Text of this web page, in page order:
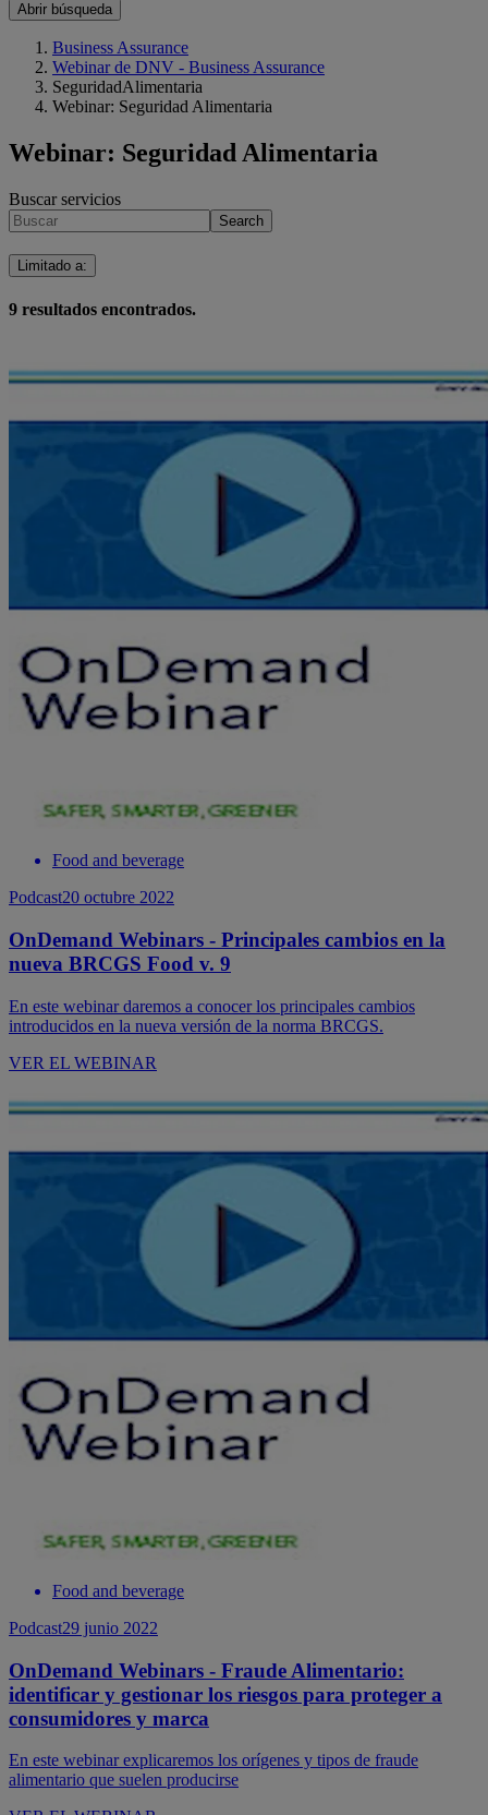
Abrir búsqueda
Business Assurance
Webinar de DNV - Business Assurance
SeguridadAlimentaria
Webinar: Seguridad Alimentaria
Webinar: Seguridad Alimentaria
Buscar servicios
Search
Limitado a:
9 resultados encontrados.
Food and beverage
Podcast20 octubre 2022
OnDemand Webinars - Principales cambios en la
nueva BRCGS Food v. 9
En este webinar daremos a conocer los principales cambios
introducidos en la nueva versión de la norma BRCGS.
VER EL WEBINAR
Food and beverage
Podcast29 junio 2022
OnDemand Webinars - Fraude Alimentario:
identificar y gestionar los riesgos para proteger a
consumidores y marca
En este webinar explicaremos los orígenes y tipos de fraude
alimentario que suelen producirse